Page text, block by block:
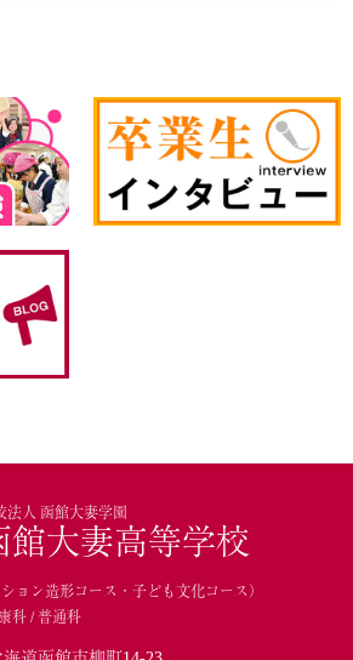
法人 函館大妻学園
館大妻高等学校
ョン造形コース・子ども文化コース）
科 / 普通科